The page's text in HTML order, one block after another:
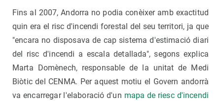
Fins al 2007, Andorra no podia conèixer amb exactitud
quin era el risc d'incendi forestal del seu territori, ja que
"encara no disposava de cap sistema d'estimació diari
del risc d'incendi a escala detallada", segons explica
Marta Domènech, responsable de la unitat de Medi
Biòtic del CENMA. Per aquest motiu el Govern andorrà
va encarregar l'elaboració d'un mapa de riesc d'incendi